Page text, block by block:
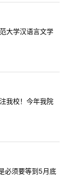
大学汉语言文学
我校！今年我院
必须要等到5月底